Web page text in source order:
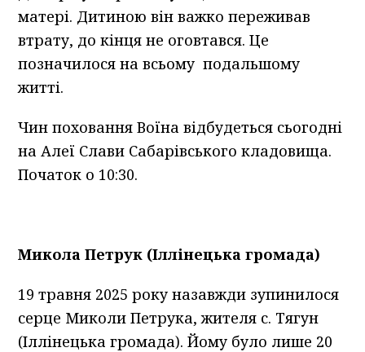
матері. Дитиною він важко переживав
втрату, до кінця не оговтався. Це
позначилося на всьому подальшому
житті.
Чин поховання Воїна відбудеться сьогодні
на Алеї Слави Сабарівського кладовища.
Початок о 10:30.
Микола Петрук (Іллінецька громада)
19 травня 2025 року назавжди зупинилося
серце Миколи Петрука, жителя с. Тягун
(Іллінецька громада). Йому було лише 20